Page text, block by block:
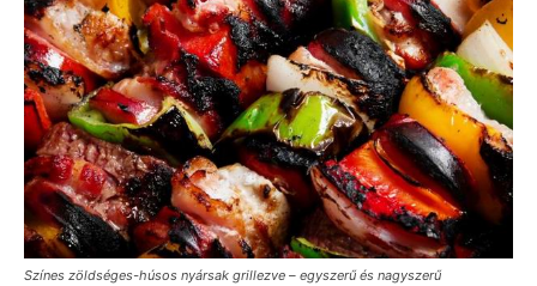
Színes zöldséges-húsos nyársak grillezve – egyszerű és nagyszerű